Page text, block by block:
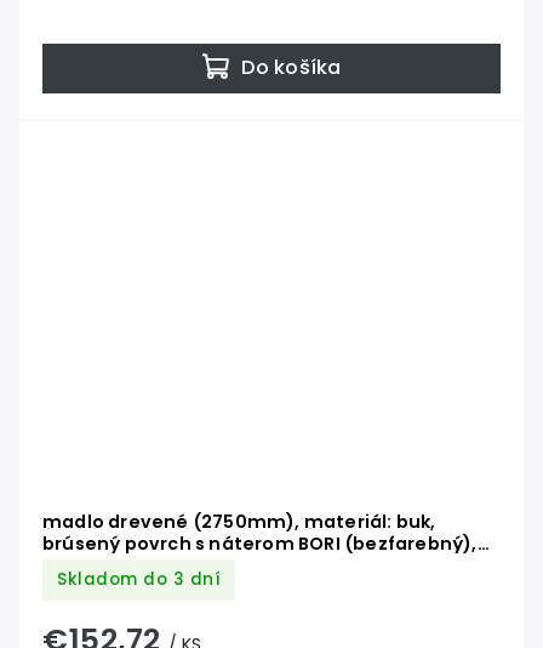
Do košíka
madlo drevené (2750mm), materiál: buk,
brúsený povrch s náterom BORI (bezfarebný),
set: 4 ks úchyt, madlo s nerezovým ukončením
Skladom do 3 dní